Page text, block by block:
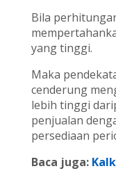
Bila
yang tinggi.
Maka
cenderung
lebih tinggi
penjualan
persediaan
Baca juga: